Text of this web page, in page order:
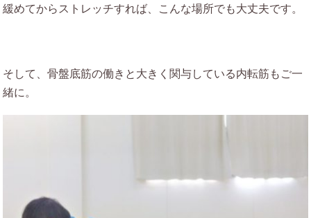
緩めてからストレッチすれば、こんな場所でも大丈夫です。
そして、骨盤底筋の働きと大きく関与している内転筋もご一
緒に。